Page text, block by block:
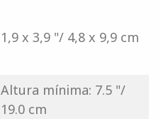
1,9 x 3,9 "/ 4,8 x 9,9 cm
Altura mínima: 7.5 "/
19.0 cm